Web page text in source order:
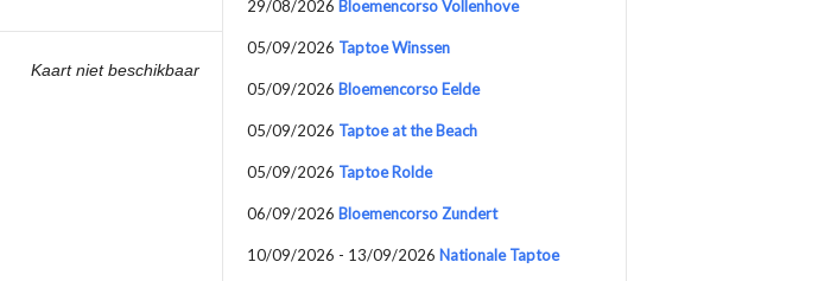
Kaart niet beschikbaar
29/08/2026 Bloemencorso Vollenhove
05/09/2026 Taptoe Winssen
05/09/2026 Bloemencorso Eelde
05/09/2026 Taptoe at the Beach
05/09/2026 Taptoe Rolde
06/09/2026 Bloemencorso Zundert
10/09/2026 - 13/09/2026 Nationale Taptoe